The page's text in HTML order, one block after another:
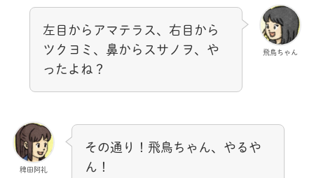
飛鳥ちゃん
左目からアマテラス、右目から
ツクヨミ、鼻からスサノヲ、や
ったよね？
稗田阿礼
その通り！飛鳥ちゃん、やるや
ん！